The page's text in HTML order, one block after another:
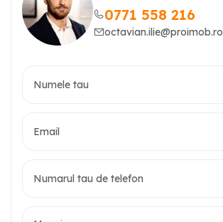
0771 558 216
octavian.ilie@proimob.ro